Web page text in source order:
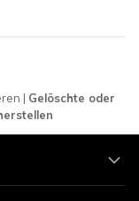
| Gelöschte oder